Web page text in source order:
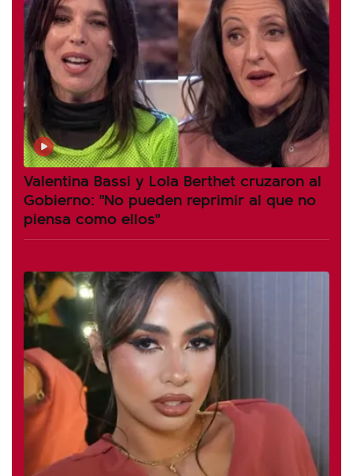
Valentina Bassi y Lola Berthet cruzaron al
Gobierno: "No pueden reprimir al que no
piensa como ellos"